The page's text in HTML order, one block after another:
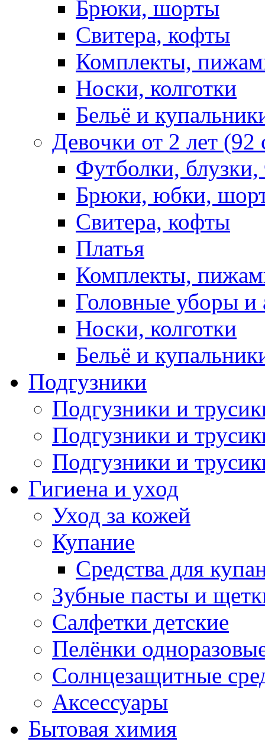
Брюки, шорты
Свитера, кофты
Комплекты,
Носки, колготки
Бельё и
Девочки от 2 лет
Футболки,
Брюки, юбки,
Свитера, кофты
Платья
Комплекты,
Головные уборы и
Носки, колготки
Бельё и
Подгузники
Подгузники и
Подгузники и
Подгузники и
Гигиена и уход
Уход за кожей
Купание
Средства для
Зубные пасты и
Салфетки детские
Пелёнки
Солнцезащитные
Аксессуары
Бытовая химия